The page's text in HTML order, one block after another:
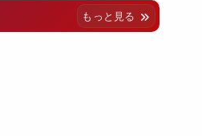
もっと見る